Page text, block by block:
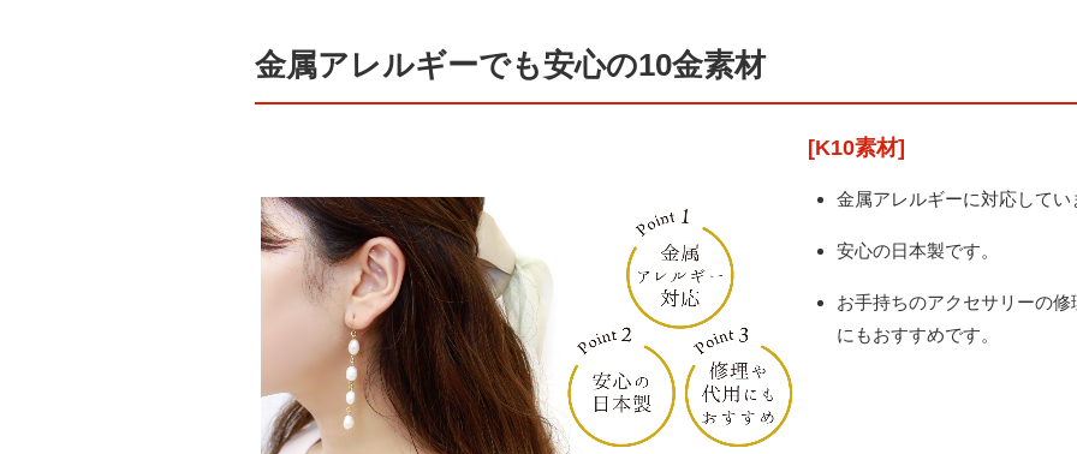
金属アレルギーでも安心の10金素材
[K10素材]
金属アレルギーに対応してい
安心の日本製です。
お手持ちのアクセサリーの
にもおすすめです。